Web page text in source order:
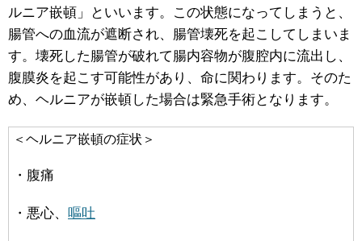
ルニア嵌頓」といいます。この状態になってしまうと、
腸管への血流が遮断され、腸管壊死を起こしてしまいま
す。壊死した腸管が破れて腸内容物が腹腔内に流出し、
腹膜炎を起こす可能性があり、命に関わります。そのた
め、ヘルニアが嵌頓した場合は緊急手術となります。
＜ヘルニア嵌頓の症状＞
・腹痛
・悪心、 嘔吐